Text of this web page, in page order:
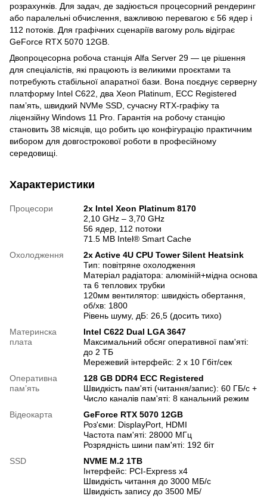
розрахунків. Для задач, де задіюється процесорний рендеринг
або паралельні обчислення, важливою перевагою є 56 ядер і
112 потоків. Для графічних сценаріїв вагому роль відіграє
GeForce RTX 5070 12GB.
Двопроцесорна робоча станція Alfa Server 29 — це рішення
для спеціалістів, які працюють із великими проєктами та
потребують стабільної апаратної бази. Вона поєднує серверну
платформу Intel C622, два Xeon Platinum, ECC Registered
пам’ять, швидкий NVMe SSD, сучасну RTX-графіку та
ліцензійну Windows 11 Pro. Гарантія на робочу станцію
становить 38 місяців, що робить цю конфігурацію практичним
вибором для довгострокової роботи в професійному
середовищі.
Характеристики
Процесори
2х Intel Xeon Platinum 8170
2,10 GHz – 3,70 GHz
56 ядер, 112 потоки
71.5 MB Intel® Smart Cache
Охолодження
2x Active 4U CPU Tower Silent Heatsink
Тип: повітряне охолодження
Матеріал радіатора: алюміній+мідна основа
та 6 теплових трубки
120мм вентилятор: швидкість обертання,
об/хв: 1800
Рівень шуму, дБ: 26,5 (досить тихо)
Материнска
плата
Intel C622 Dual LGA 3647
Максимальний обсяг оперативної пам'яті:
до 2 ТБ
Мережевий інтерфейс: 2 x 10 Гбіт/сек
Оперативна
памʼять
128 GB DDR4 ECC Registered
Швидкість пам'яті (читання/запис): 60 ГБ/с +
Число каналів пам'яті: 8 канальний режим
Відеокарта
GeForce RTX 5070 12GB
Роз'єми: DisplayPort, HDMI
Частота пам'яті: 28000 МГц
Розрядність шини пам'яті: 192 біт
SSD
NVME M.2 1TB
Інтерфейс: PCI-Express x4
Швидкість читання до 3000 МБ/с
Швидкість запису до 3500 МБ/